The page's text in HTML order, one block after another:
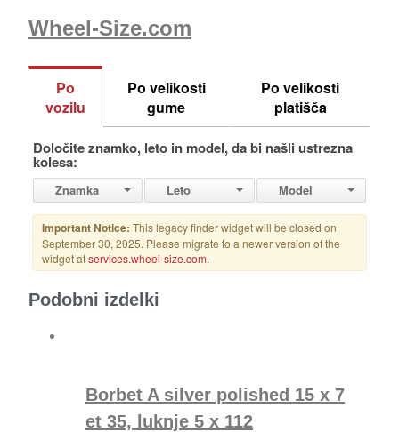
Wheel-Size.com
Podobni izdelki
Borbet A silver polished 15 x 7
et 35, luknje 5 x 112